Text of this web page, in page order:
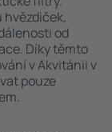
od
Díky těmto
v Akvitánii v
pouze